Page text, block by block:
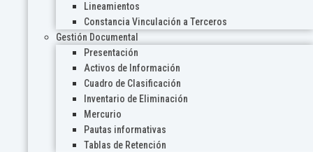
Lineamientos
Constancia Vinculación a Terceros
Gestión Documental
Presentación
Activos de Información
Cuadro de Clasificación
Inventario de Eliminación
Mercurio
Pautas informativas
Tablas de Retención